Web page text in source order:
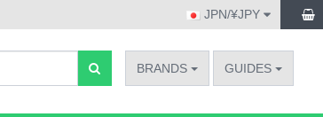
JPN/¥JPY
BRANDS GUIDES